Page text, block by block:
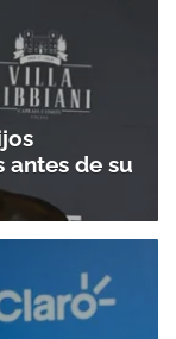
antes de su